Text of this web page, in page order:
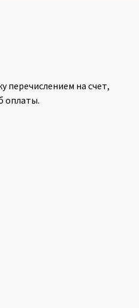
перечислением на счет,
оплаты.